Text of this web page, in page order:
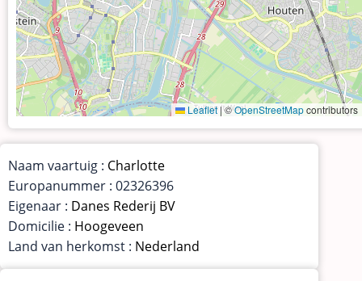
Leaflet |©OpenStreetMapcontributors
Naam vaartuig : Charlotte
Europanummer : 02326396
Eigenaar : Danes Rederij BV
Domicilie : Hoogeveen
Land van herkomst : Nederland